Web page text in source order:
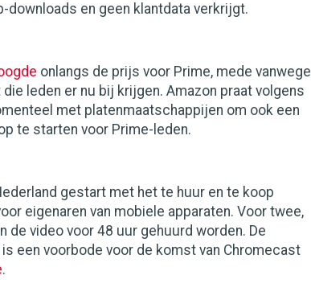
downloads en geen klantdata verkrijgt.
onlangs de prijs voor Prime, mede vanwege
leden er nu bij krijgen. Amazon praat volgens
met platenmaatschappijen om ook een
te starten voor Prime-leden.
gestart met het te huur en te koop
eigenaren van mobiele apparaten. Voor twee,
de video voor 48 uur gehuurd worden. De
een voorbode voor de komst van Chromecast
.